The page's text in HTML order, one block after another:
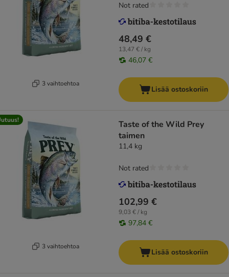
3 vaihtoehtoa
48,49 €
13,47 € / kg
46,07 €
Not rated
Lisää ostoskoriin
3 vaihtoehtoa
Taste of the Wild Prey
taimen
11,4 kg
102,99 €
9,03 € / kg
97,84 €
Not rated
Lisää ostoskoriin